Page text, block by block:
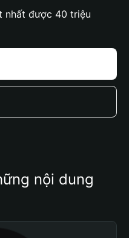
nhất được 40 triệu
nội dung